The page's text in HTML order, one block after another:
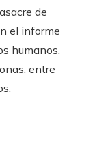
de
el informe
humanos,
entre